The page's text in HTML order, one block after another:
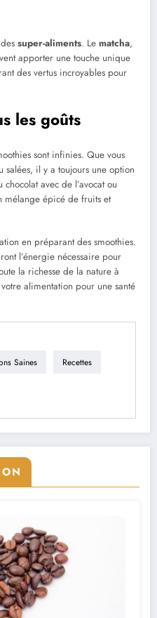
super-aliments. Le matcha,
apporter une touche unique
des vertus incroyables pour
les goûts
sont infinies. Que vous
salées, il y a toujours une option
avec de l’avocat ou
mélange épicé de fruits et
en préparant des smoothies.
l’énergie nécessaire pour
la richesse de la nature à
alimentation pour une santé
Saines Recettes